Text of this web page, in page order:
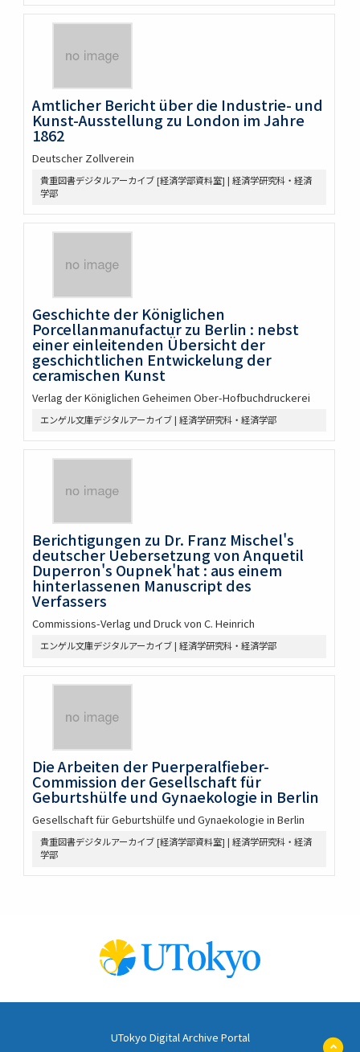
Amtlicher Bericht über die Industrie- und
Kunst-Ausstellung zu London im Jahre
1862
Deutscher Zollverein
貴重図書デジタルアーカイブ [経済学部資料室] | 経済学研究科・経済
学部
Geschichte der Königlichen
Porcellanmanufactur zu Berlin : nebst
einer einleitenden Übersicht der
geschichtlichen Entwickelung der
ceramischen Kunst
Verlag der Königlichen Geheimen Ober-Hofbuchdruckerei
エンゲル文庫デジタルアーカイブ | 経済学研究科・経済学部
Berichtigungen zu Dr. Franz Mischel's
deutscher Uebersetzung von Anquetil
Duperron's Oupnek'hat : aus einem
hinterlassenen Manuscript des
Verfassers
Commissions-Verlag und Druck von C. Heinrich
エンゲル文庫デジタルアーカイブ | 経済学研究科・経済学部
Die Arbeiten der Puerperalfieber-
Commission der Gesellschaft für
Geburtshülfe und Gynaekologie in Berlin
Gesellschaft für Geburtshülfe und Gynaekologie in Berlin
貴重図書デジタルアーカイブ [経済学部資料室] | 経済学研究科・経済
学部
UTokyo Digital Archive Portal
ペ